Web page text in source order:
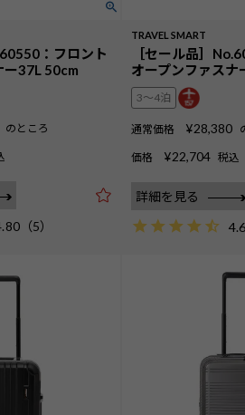
：フロント
ー37L 50cm
のところ
（5）
TRAVEL SMART
［セール品］
オープンファスナ
3〜4泊
通常価格 ¥28,380
価格 ¥22,704 税込
詳細を見る